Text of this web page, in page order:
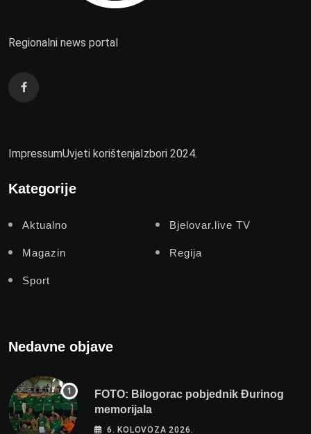
Regionalni news portal
ImpressumUvjeti korištenjaIzbori 2024.
Kategorije
Aktualno Bjelovar.live TV
Magazin Regija
Sport
Nedavne objave
FOTO: Bilogorac pobjednik Đurinog
memorijala
6. KOLOVOZA 2026.